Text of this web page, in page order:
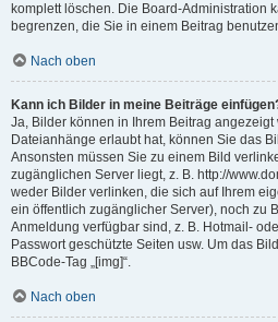
komplett löschen. Die Board-Administration
begrenzen, die Sie in einem Beitrag
Nach oben
Kann ich Bilder in meine Beiträge
Ja, Bilder können in Ihrem Beitrag
Dateianhänge erlaubt hat, können Sie das
Ansonsten müssen Sie zu einem Bild
zugänglichen Server liegt, z. B. http://
weder Bilder verlinken, die sich auf Ihrem
ein öffentlich zugänglicher Server), noch zu
Anmeldung verfügbar sind, z. B. Hotmail-
Passwort geschützte Seiten usw. Um das
BBCode-Tag „[img]“.
Nach oben